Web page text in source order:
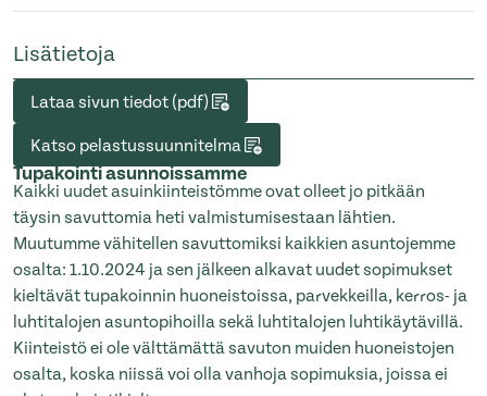
Lisätietoja
Lataa sivun tiedot (pdf)
Katso pelastussuunnitelma
Tupakointi asunnoissamme
Kaikki uudet asuinkiinteistömme ovat olleet jo pitkään
täysin savuttomia heti valmistumisestaan lähtien.
Muutumme vähitellen savuttomiksi kaikkien asuntojemme
osalta: 1.10.2024 ja sen jälkeen alkavat uudet sopimukset
kieltävät tupakoinnin huoneistoissa, parvekkeilla, kerros- ja
luhtitalojen asuntopihoilla sekä luhtitalojen luhtikäytävillä.
Kiinteistö ei ole välttämättä savuton muiden huoneistojen
osalta, koska niissä voi olla vanhoja sopimuksia, joissa ei